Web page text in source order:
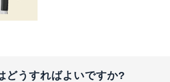
どうすればよいですか?